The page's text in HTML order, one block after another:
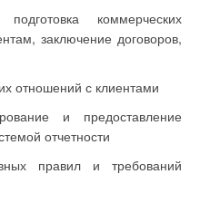
коммерческих
заключение договоров,
отношений с клиентами
и предоставление
отчетности
правил и требований